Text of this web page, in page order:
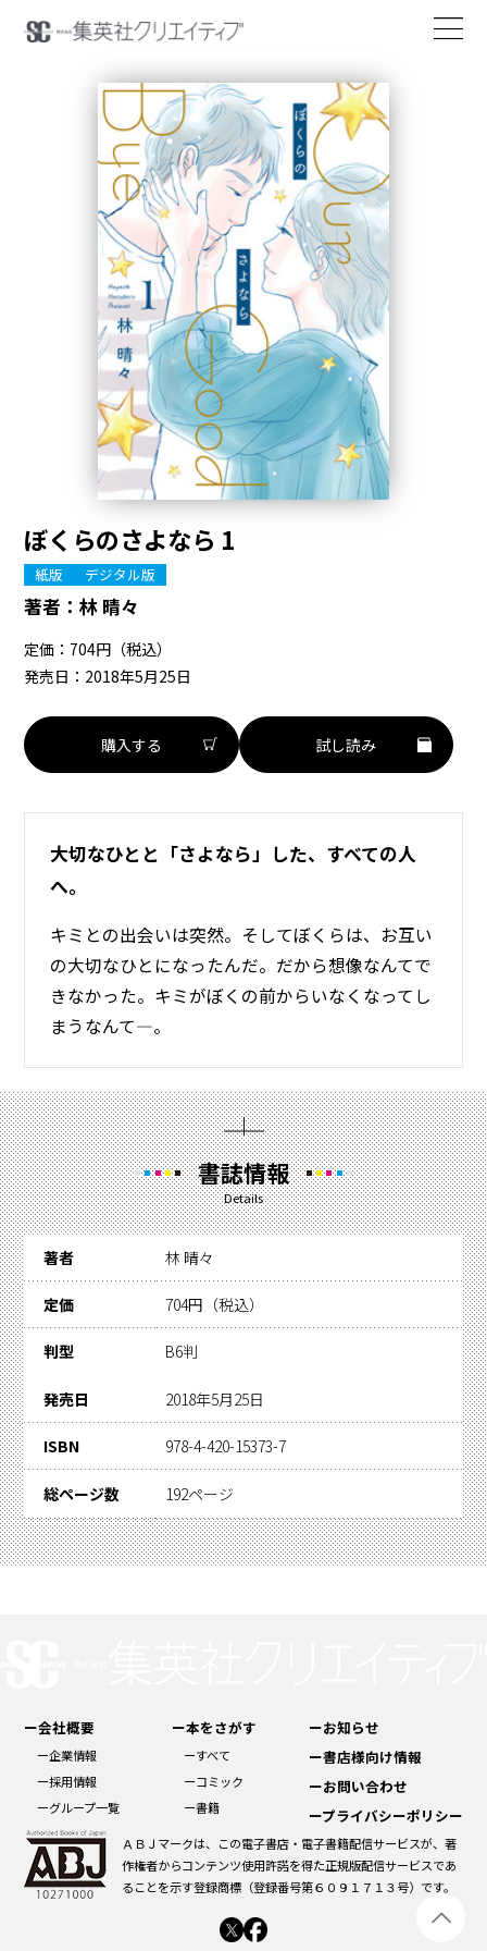
ぼくらのさよなら 1
紙版 デジタル版
著者：林 晴々
定価：704円（税込）
発売日：2018年5月25日
購入する 試し読み
大切なひとと「さよなら」した、すべての人
へ。
キミとの出会いは突然。そしてぼくらは、お互い
の大切なひとになったんだ。だから想像なんてで
きなかった。キミがぼくの前からいなくなってし
まうなんて―。
書誌情報
Details
著者 林 晴々
定価 704円（税込）
判型 B6判
発売日 2018年5月25日
ISBN 978-4-420-15373-7
総ページ数 192ページ
ー会社概要
ー企業情報
ー採用情報
ーグループ一覧
ー本をさがす
ーすべて
ーコミック
ー書籍
ーお知らせ
ー書店様向け情報
ーお問い合わせ
ープライバシーポリシー
ＡＢＪマークは、この電子書店・電子書籍配信サービスが、著
作権者からコンテンツ使用許諾を得た正規版配信サービスであ
ることを示す登録商標（登録番号第６０９１７１３号）です。